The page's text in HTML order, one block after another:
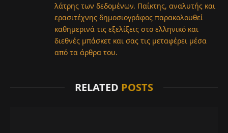
λάτρης των δεδομένων. Παίκτης, αναλυτής και
ερασιτέχνης δημοσιογράφος παρακολουθεί
καθημερινά τις εξελίξεις στο ελληνικό και
διεθνές μπάσκετ και σας τις μεταφέρει μέσα
από τα άρθρα του.
RELATED POSTS